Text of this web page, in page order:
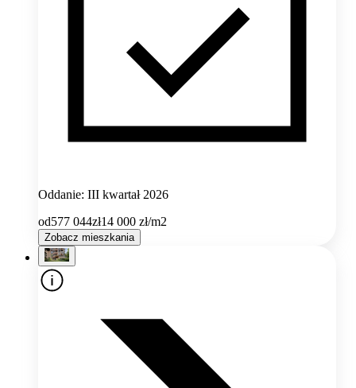
Oddanie: III kwartał 2026
od577 044zł14 000 zł/m2
Zobacz mieszkania